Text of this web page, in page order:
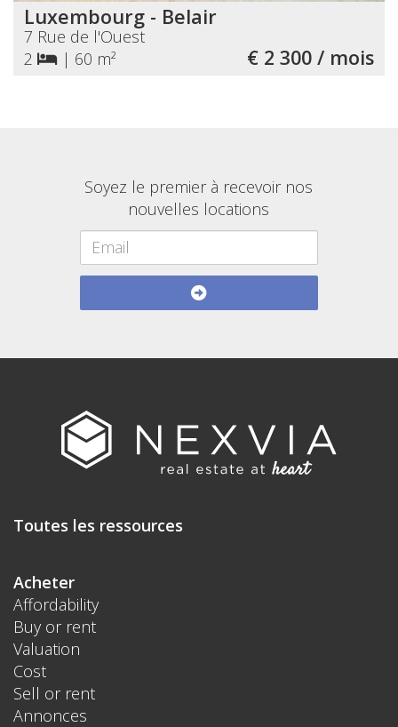
Luxembourg - Belair
7 Rue de l'Ouest
2
| 60 m² € 2 300 / mois
Soyez le premier à recevoir nos
nouvelles locations
Toutes les ressources
Acheter
Affordability
Buy or rent
Valuation
Cost
Sell or rent
Annonces